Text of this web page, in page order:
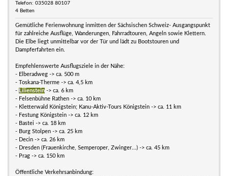
Telefon: 035028 80107
4 Betten
Gemütliche Ferienwohnung inmitten der Sächsischen Schweiz- Ausgangspunkt
für zahlreiche Ausflüge, Wanderungen, Fahrradtouren, Angeln sowie Klettern.
Die Elbe liegt unmittelbar vor der Tür und lädt zu Bootstouren und
Dampferfahrten ein.
Empfehlenswerte Ausflugsziele in der Nähe:
- Elberadweg -> ca. 500 m
- Toskana-Therme -> ca. 4,5 km
- Lilienstein -> ca. 6 km
- Felsenbühne Rathen -> ca. 10 km
- Kletterwald Königstein; Kanu-Aktiv-Tours Königstein -> ca. 11 km
- Festung Königstein -> ca. 12 km
- Bastei -> ca. 18 km
- Burg Stolpen -> ca. 25 km
- Decin -> ca. 26 km
- Dresden (Frauenkirche, Semperoper, Zwinger...) -> ca. 45 km
- Prag -> ca. 150 km
Öffentliche Verkehrsanbindung: